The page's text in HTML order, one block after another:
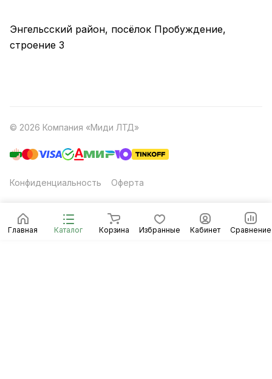
Главная Каталог Корзина Избранные Кабинет Сравнение
Энгельсский район, посёлок Пробуждение,
строение 3
© 2026 Компания «Миди ЛТД»
Конфиденциальность Оферта